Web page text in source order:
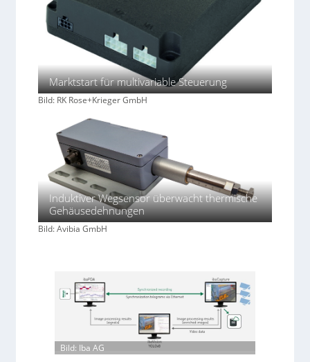
Marktstart für multivariable Steuerung
Bild: RK Rose+Krieger GmbH
Induktiver Wegsensor überwacht thermische
Gehäusedehnungen
Bild: Avibia GmbH
Bild: Iba AG